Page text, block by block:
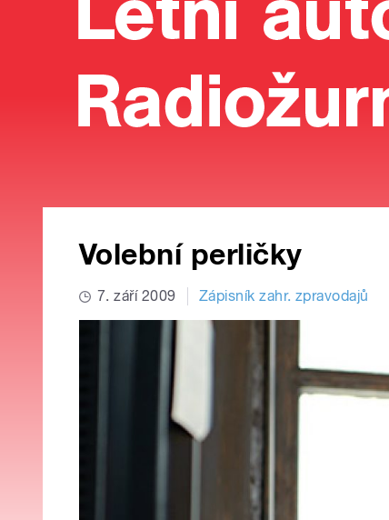
Volební perličky
7. září 2009 Zápisník zahr. zpravodajů